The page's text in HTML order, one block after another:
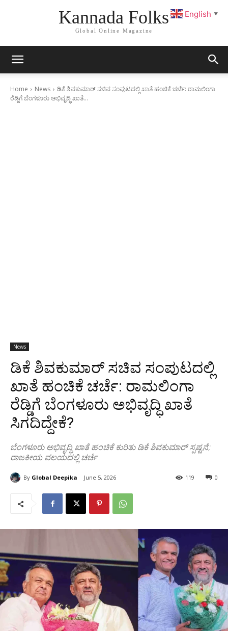
Kannada Folks
Global Online Magazine
Home News
ಡಿಕೆ ಶಿವಕುಮಾರ್ ಸಚಿವ ಸಂಪುಟದಲ್ಲಿ ಖಾತೆ ಹಂಚಿಕೆ ಚರ್ಚೆ: ರಾಮಲಿಂಗಾ
ರೆಡ್ಡಿಗೆ ಬೆಂಗಳೂರು ಅಭಿವೃದ್ಧಿ ಖಾತೆ...
News
ಡಿಕೆ ಶಿವಕುಮಾರ್ ಸಚಿವ ಸಂಪುಟದಲ್ಲಿ
ಖಾತೆ ಹಂಚಿಕೆ ಚರ್ಚೆ: ರಾಮಲಿಂಗಾ
ರೆಡ್ಡಿಗೆ ಬೆಂಗಳೂರು ಅಭಿವೃದ್ಧಿ ಖಾತೆ
ಸಿಗದಿದ್ದೇಕೆ?
ಬೆಂಗಳೂರು ಅಭಿವೃದ್ಧಿ ಖಾತೆ ಹಂಚಿಕೆ ಕುರಿತು ಡಿಕೆ ಶಿವಕುಮಾರ್ ಸ್ಪಷ್ಟನೆ;
ರಾಜಕೀಯ ವಲಯದಲ್ಲಿ ಚರ್ಚೆ
By Global Deepika June 5, 2026 0
119
English ▼